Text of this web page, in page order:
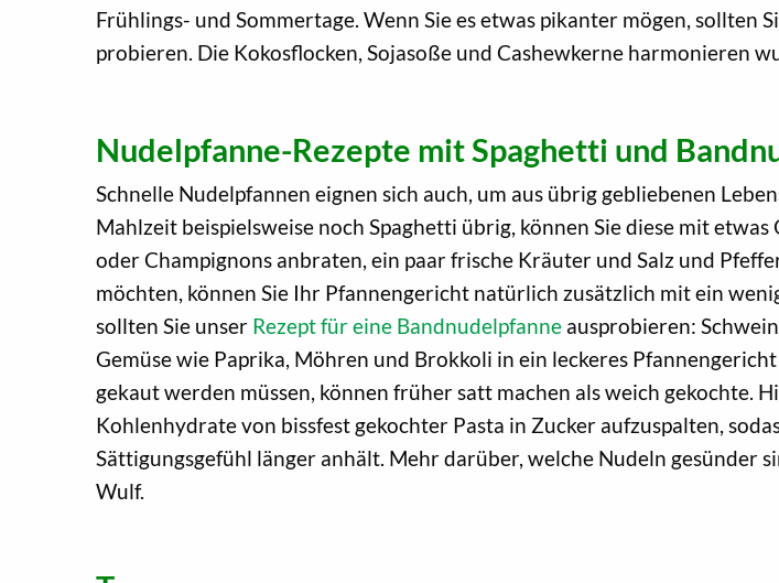
Frühlings- und Sommertage. Wenn Sie es etwas pikanter mögen, sollten
probieren. Die Kokosflocken, Sojasoße und Cashewkerne harmonieren
Nudelpfanne-Rezepte mit Spaghetti und
Schnelle Nudelpfannen eignen sich auch, um aus übrig gebliebenen
Mahlzeit beispielsweise noch Spaghetti übrig, können Sie diese mit
oder Champignons anbraten, ein paar frische Kräuter und Salz und
möchten, können Sie Ihr Pfannengericht natürlich zusätzlich mit ein
sollten Sie unser Rezept für eine Bandnudelpfanne ausprobieren:
Gemüse wie Paprika, Möhren und Brokkoli in ein leckeres
gekaut werden müssen, können früher satt machen als weich gekochte.
Kohlenhydrate von bissfest gekochter Pasta in Zucker aufzuspalten,
Sättigungsgefühl länger anhält. Mehr darüber, welche Nudeln gesünder
Wulf.